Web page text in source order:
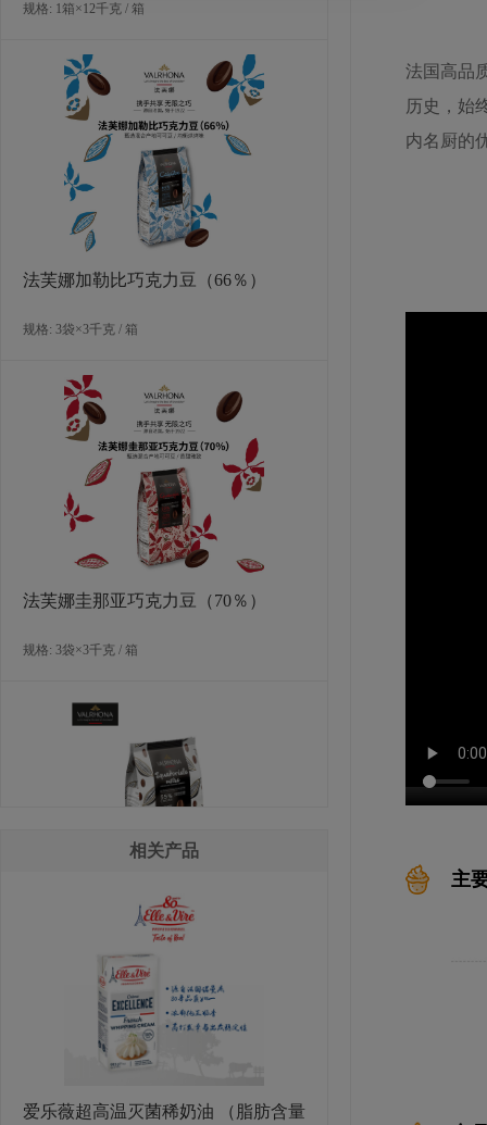
规格: 1箱×12千克 / 箱
法芙娜加勒比巧克力豆（66％）
规格: 3袋×3千克 / 箱
法芙娜圭那亚巧克力豆（70％）
规格: 3袋×3千克 / 箱
法芙娜厄瓜多尔巧克力豆（55％）
规格: 3袋×3千克 / 箱
相关产品
爱乐薇超高温灭菌稀奶油 （脂肪含量
法国高品
历史，始
内名厨的
主